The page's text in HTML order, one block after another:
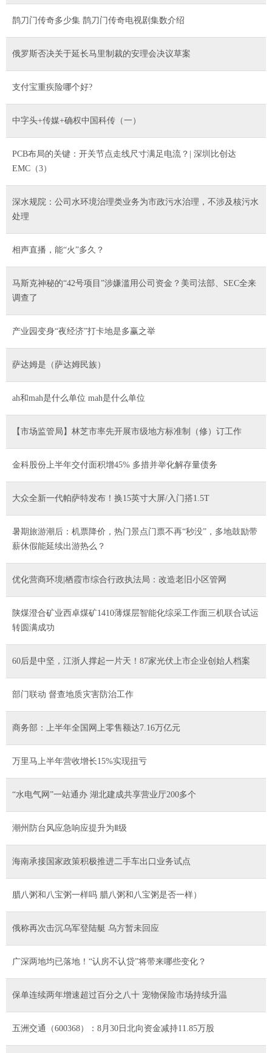
鹊刀门传奇多少集 鹊刀门传奇电视剧集数介绍
俄罗斯否决关于延长马里制裁的安理会决议草案
支付宝重疾险哪个好?
中字头+传媒+确权中国科传（一）
PCB布局的关键：开关节点走线尺寸满足电流？| 深圳比创达
EMC（3）
深水规院：公司水环境治理类业务为市政污水治理，不涉及核污水
处理
相声直播，能“火”多久？
马斯克神秘的“42号项目”涉嫌滥用公司资金？美司法部、SEC全来
调查了
产业园变身“夜经济”打卡地是多赢之举
萨达姆是（萨达姆民族）
ah和mah是什么单位 mah是什么单位
【市场监管局】林芝市率先开展市级地方标准制（修）订工作
金科股份上半年交付面积增45% 多措并举化解存量债务
大众全新一代帕萨特发布！换15英寸大屏/入门搭1.5T
暑期旅游潮后：机票降价，热门景点门票不再“秒没”，多地鼓励带
薪休假能延续出游热么？
优化营商环境|栖霞市综合行政执法局：改造老旧小区管网
陕煤澄合矿业西卓煤矿1410薄煤层智能化综采工作面三机联合试运
转圆满成功
60后是中坚，江浙人撑起一片天！87家光伏上市企业创始人档案
部门联动 督查地质灾害防治工作
商务部：上半年全国网上零售额达7.16万亿元
万里马上半年营收增长15%实现扭亏
“水电气网”一站通办 湖北建成共享营业厅200多个
潮州防台风应急响应提升为Ⅱ级
海南承接国家政策积极推进二手车出口业务试点
腊八粥和八宝粥一样吗 腊八粥和八宝粥是否一样）
俄称再次击沉乌军登陆艇 乌方暂未回应
广深两地均已落地！“认房不认贷”将带来哪些变化？
保单连续两年增速超过百分之八十 宠物保险市场持续升温
五洲交通（600368）：8月30日北向资金减持11.85万股